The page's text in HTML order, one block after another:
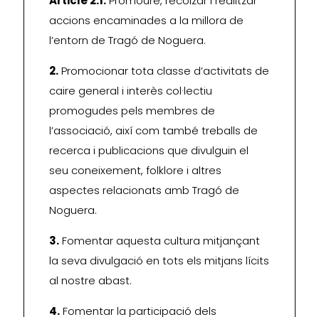
accions encaminades a la millora de
l’entorn de Tragó de Noguera.
2.Promocionar tota classe d’activitats de
caire general i interès col·lectiu
promogudes pels membres de
l’associació, així com també treballs de
recerca i publicacions que divulguin el
seu coneixement, folklore i altres
aspectes relacionats amb Tragó de
Noguera.
3.Fomentar aquesta cultura mitjançant
la seva divulgació en tots els mitjans lícits
al nostre abast.
4.Fomentar la participació dels